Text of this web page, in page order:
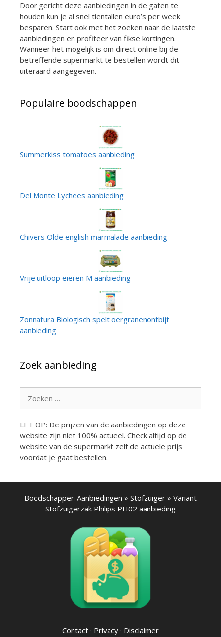
Door gericht deze aanbiedingen in de gaten te
houden kun je al snel tientallen euro’s per week
besparen. Start ook met het zoeken naar de laatste
aanbiedingen en profiteer van fikse kortingen.
Wanneer het mogelijk is om direct online bij de
betreffende supermarkt te bestellen wordt dit
uiteraard aangegeven.
Populaire boodschappen
Summerkiss tomatoes aanbieding
Del Monte Lychees aanbieding
Chivers Olde english marmalade aanbieding
Vrije uitloop eieren M aanbieding
Zonnatura Biologisch spelt oergranenontbijt
aanbieding
Zoek aanbieding
naar:
LET OP: De prijzen van de aanbiedingen op deze
website zijn niet 100% actueel. Check altijd op de
website van de supermarkt zelf de actuele prijs
voordat je gaat bestellen.
Boodschappen Aanbiedingen » Stofzuiger » Variant
Stofzuigerzak Philips PH02 aanbieding
Contact · Privacy · Disclaimer